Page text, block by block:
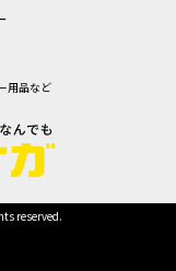
用品など
reserved.